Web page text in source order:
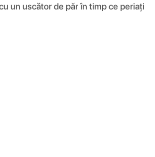
un uscător de păr în timp ce periați